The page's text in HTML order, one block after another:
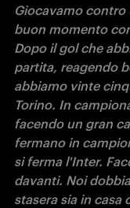
Giocavamo contro
buon momento
Dopo il gol che
partita, reagendo
abbiamo vinte
Torino. In
facendo un gran
fermano in
si ferma l'Inter.
davanti. Noi
stasera sia in